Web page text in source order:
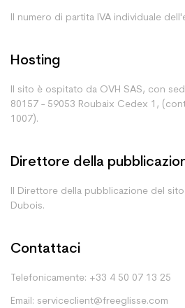
Il numero di partita IVA individuale
Hosting
Il sito è ospitato da OVH SAS, con
80157 - 59053 Roubaix Cedex 1,
1007).
Direttore della
Il Direttore della pubblicazione del
Dubois.
Contattaci
Telefonicamente: +33 4 50 07 13 25
Email: serviceclient@freeglisse.com